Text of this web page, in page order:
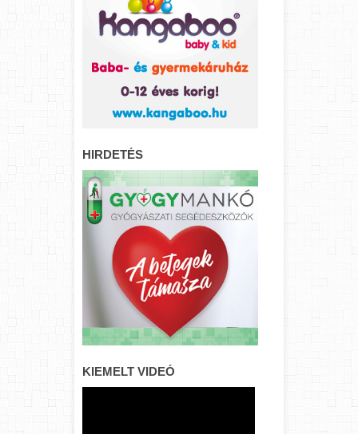
HIRDETÉS
KIEMELT VIDEÓ